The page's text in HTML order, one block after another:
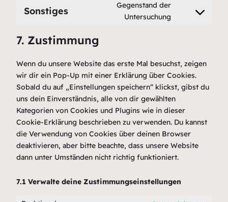
service
Sonstiges
Gegenstand der
Untersuchung
Consent
7. Zustimmung
Wenn du unsere Website das erste Mal besuchst, zeigen
wir dir ein Pop-Up mit einer Erklärung über Cookies.
Sobald du auf „Einstellungen speichern“ klickst, gibst du
uns dein Einverständnis, alle von dir gewählten
Kategorien von Cookies und Plugins wie in dieser
Cookie-Erklärung beschrieben zu verwenden. Du kannst
die Verwendung von Cookies über deinen Browser
deaktivieren, aber bitte beachte, dass unsere Website
dann unter Umständen nicht richtig funktioniert.
7.1 Verwalte deine Zustimmungseinstellungen